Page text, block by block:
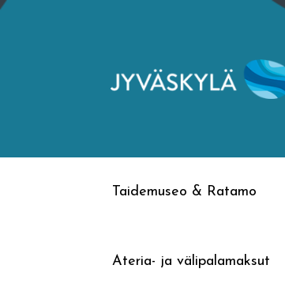
Siirry
Siirry
Taidemuseo & Ratamo
Ateria- ja välipalamaksut